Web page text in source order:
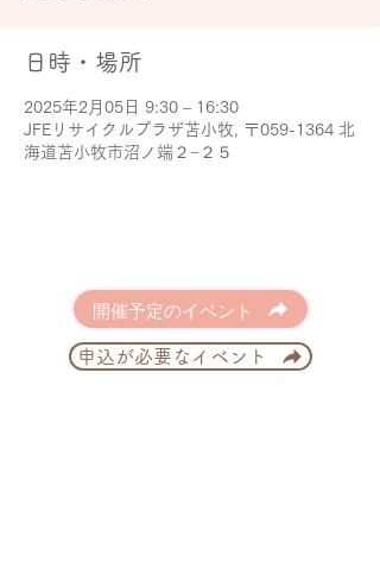
日時・場所
2025年2月05日 9:30 – 16:30
JFEリサイクルプラザ苫小牧, 〒059-1364 北
海道苫小牧市沼ノ端２−２５
開催予定のイベント
申込が必要なイベント